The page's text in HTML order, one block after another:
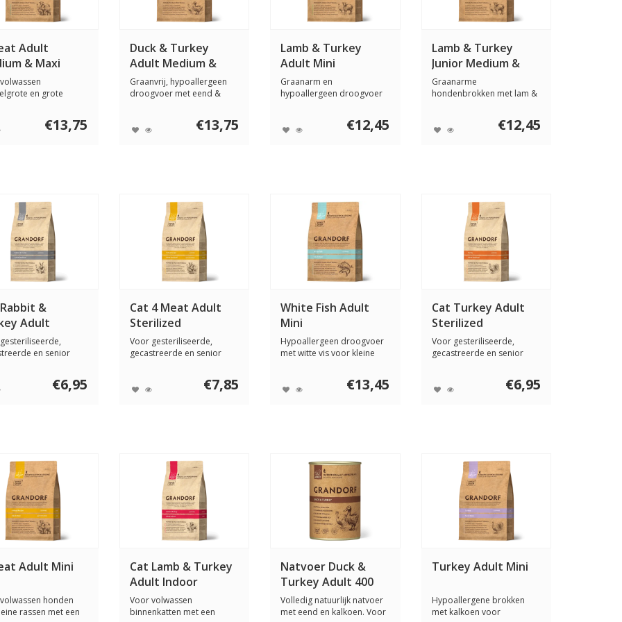
Adult
& Maxi
en grote
€13,75
Duck & Turkey
Adult Medium &
Maxi
Graanvrij, hypoallergeen
droogvoer met eend &
€13,75
Lamb & Turkey
Adult Mini
Graanarm en
hypoallergeen droogvoer
€12,45
Lamb & Turkey
Junior Medium &
Maxi
Graanarme
hondenbrokken met lam &
€12,45
&
Adult
en senior
€6,95
Cat 4 Meat Adult
Sterilized
Voor gesteriliseerde,
gecastreerde en senior
€7,85
White Fish Adult
Mini
Hypoallergeen droogvoer
met witte vis voor kleine
€13,45
Cat Turkey Adult
Sterilized
Voor gesteriliseerde,
gecastreerde en senior
€6,95
Adult Mini
honden
rassen met een
Cat Lamb & Turkey
Adult Indoor
Voor volwassen
binnenkatten met een
Natvoer Duck &
Turkey Adult 400
gram
Volledig natuurlijk natvoer
met eend en kalkoen. Voor
Turkey Adult Mini
Hypoallergene brokken
met kalkoen voor